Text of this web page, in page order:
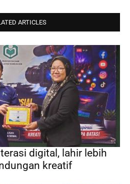
ARTICLES
digital, lahir lebih
kreatif